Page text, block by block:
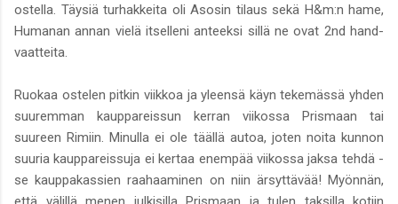
ostella. Täysiä turhakkeita oli Asosin tilaus sekä H&m:n hame,
Humanan annan vielä itselleni anteeksi sillä ne ovat 2nd hand-
vaatteita.
Ruokaa ostelen pitkin viikkoa ja yleensä käyn tekemässä yhden
suuremman kauppareissun kerran viikossa Prismaan tai
suureen Rimiin. Minulla ei ole täällä autoa, joten noita kunnon
suuria kauppareissuja ei kertaa enempää viikossa jaksa tehdä -
se kauppakassien raahaaminen on niin ärsyttävää! Myönnän,